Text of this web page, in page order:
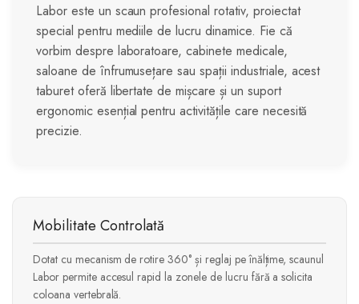
Labor este un scaun profesional rotativ, proiectat
special pentru mediile de lucru dinamice. Fie că
vorbim despre laboratoare, cabinete medicale,
saloane de înfrumusețare sau spații industriale, acest
taburet oferă libertate de mișcare și un suport
ergonomic esențial pentru activitățile care necesită
precizie.
Mobilitate Controlată
Dotat cu mecanism de rotire 360° și reglaj pe înălțime, scaunul
Labor permite accesul rapid la zonele de lucru fără a solicita
coloana vertebrală.